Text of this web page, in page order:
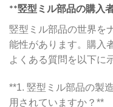
**竪型ミル部品の購入
竪型ミル部品の世界を
能性があります。購入
よくある質問を以下に
**1. 竪型ミル部品の製
用されていますか？**